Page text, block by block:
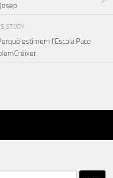
STORY
estimem l’Escola Paco